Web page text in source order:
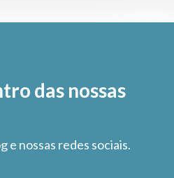
das nossas
e nossas redes sociais.